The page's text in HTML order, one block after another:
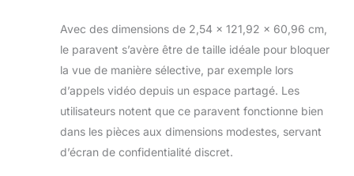
Avec des dimensions de 2,54 x 121,92 x 60,96 cm,
le paravent s’avère être de taille idéale pour bloquer
la vue de manière sélective, par exemple lors
d’appels vidéo depuis un espace partagé. Les
utilisateurs notent que ce paravent fonctionne bien
dans les pièces aux dimensions modestes, servant
d’écran de confidentialité discret.